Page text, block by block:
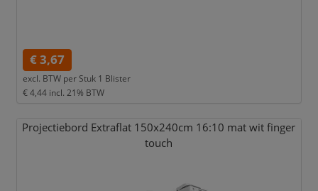
€ 3,67
excl. BTW per Stuk 1 Blister
€ 4,44 incl. 21% BTW
Projectiebord Extraflat 150x240cm 16:10 mat wit finger
touch